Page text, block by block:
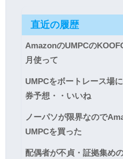
直近の履歴
AmazonのUMPCの
月使って
UMPCをボートレース場
券予想・・いいね
ノーパソが限界なので
UMPCを買った
配偶者が不貞・証拠集め